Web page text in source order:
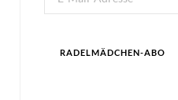
Mail-
RADELMÄDCHEN-ABO